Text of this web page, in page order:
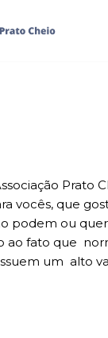
Prato
vocês, que
podem ou
ao fato que
um alto